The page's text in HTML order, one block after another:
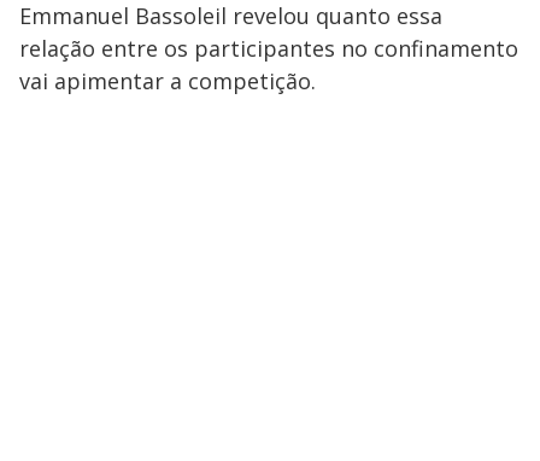
Emmanuel Bassoleil revelou quanto essa
relação entre os participantes no confinamento
vai apimentar a competição.